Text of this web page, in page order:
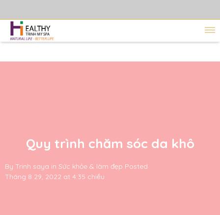
Quy trình chăm sóc da khô
By Trinh saya in Sức khỏe & làm đẹp Posted
Tháng 8 29, 2022 at 4:35 chiều